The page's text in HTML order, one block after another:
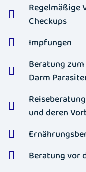
Regelmäßige
Checkups
Impfungen
Beratung
Darm
und deren
Beratung vor